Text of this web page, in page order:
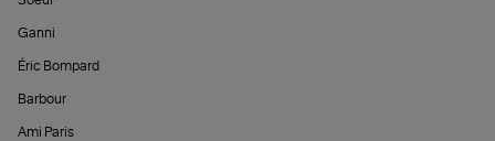
Ganni
Éric Bompard
Barbour
Ami Paris